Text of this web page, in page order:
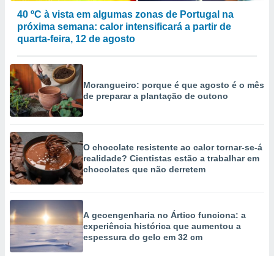
40 ºC à vista em algumas zonas de Portugal na
próxima semana: calor intensificará a partir de
quarta-feira, 12 de agosto
Morangueiro: porque é que agosto é o mês
de preparar a plantação de outono
O chocolate resistente ao calor tornar-se-á
realidade? Cientistas estão a trabalhar em
chocolates que não derretem
A geoengenharia no Ártico funciona: a
experiência histórica que aumentou a
espessura do gelo em 32 cm